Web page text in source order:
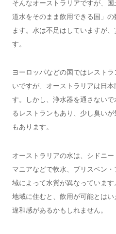
そんなオーストラリアですが、
道水をそのまま飲用できる国」
ます。水は不足はしていますが
す。
ヨーロッパなどの国ではレスト
いですが、オーストラリアは日
す。しかし、浄水器を通さない
るレストランもあり、少し臭い
もあります。
オーストラリアの水は、シドニ
マニアなどで軟水、ブリスベン
域によって水質が異なっていま
地域に住むと、飲用が可能とは
違和感があるかもしれません。